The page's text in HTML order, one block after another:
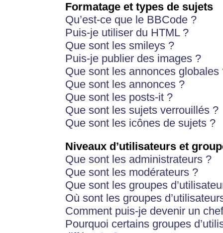
Formatage et types de sujets
Qu’est-ce que le BBCode ?
Puis-je utiliser du HTML ?
Que sont les smileys ?
Puis-je publier des images ?
Que sont les annonces globales
Que sont les annonces ?
Que sont les posts-it ?
Que sont les sujets verrouillés ?
Que sont les icônes de sujets ?
Niveaux d’utilisateurs et
Que sont les administrateurs ?
Que sont les modérateurs ?
Que sont les groupes
Où sont les groupes
Comment puis-je devenir un
Pourquoi certains groupes